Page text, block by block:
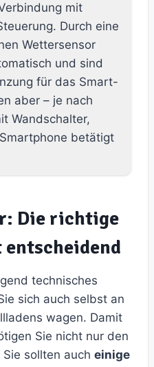
mit
Durch eine
Wettersensor
und sind
für das Smart-
aber – je nach
Wandschalter,
betätigt
Die richtige
technisches
sich auch selbst an
wagen. Damit
Sie nicht nur den
sollten auch einige